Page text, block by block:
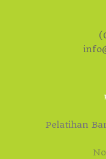
Pelatihan